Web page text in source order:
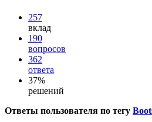
257
вклад
190
вопросов
362
ответа
37%
решений
Ответы пользователя по тегу